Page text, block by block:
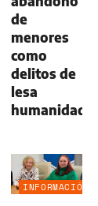
de
menores
como
delitos de
lesa
humanidad
INFORMACIÓN